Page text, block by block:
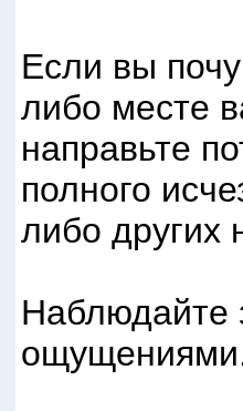
Если вы
либо месте
направьте
полного
либо
Наблюдайте